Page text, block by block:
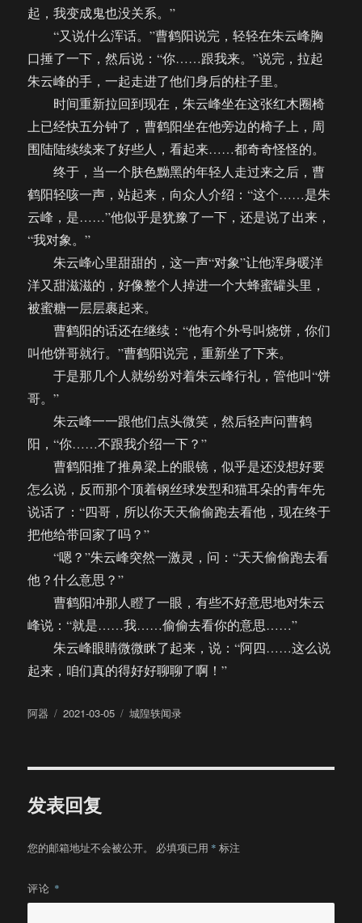
起，我变成鬼也没关系。”
“又说什么浑话。”曹鹤阳说完，轻轻在朱云峰胸
口捶了一下，然后说：“你……跟我来。”说完，拉起
朱云峰的手，一起走进了他们身后的柱子里。
时间重新拉回到现在，朱云峰坐在这张红木圈椅
上已经快五分钟了，曹鹤阳坐在他旁边的椅子上，周
围陆陆续续来了好些人，看起来……都奇奇怪怪的。
终于，当一个肤色黝黑的年轻人走过来之后，曹
鹤阳轻咳一声，站起来，向众人介绍：“这个……是朱
云峰，是……”他似乎是犹豫了一下，还是说了出来，
“我对象。”
朱云峰心里甜甜的，这一声“对象”让他浑身暖洋
洋又甜滋滋的，好像整个人掉进一个大蜂蜜罐头里，
被蜜糖一层层裹起来。
曹鹤阳的话还在继续：“他有个外号叫烧饼，你们
叫他饼哥就行。”曹鹤阳说完，重新坐了下来。
于是那几个人就纷纷对着朱云峰行礼，管他叫“饼
哥。”
朱云峰一一跟他们点头微笑，然后轻声问曹鹤
阳，“你……不跟我介绍一下？”
曹鹤阳推了推鼻梁上的眼镜，似乎是还没想好要
怎么说，反而那个顶着钢丝球发型和猫耳朵的青年先
说话了：“四哥，所以你天天偷偷跑去看他，现在终于
把他给带回家了吗？”
“嗯？”朱云峰突然一激灵，问：“天天偷偷跑去看
他？什么意思？”
曹鹤阳冲那人瞪了一眼，有些不好意思地对朱云
峰说：“就是……我……偷偷去看你的意思……”
朱云峰眼睛微微眯了起来，说：“阿四……这么说
起来，咱们真的得好好聊聊了啊！”
作
阿器
发
2021-03-05
分
城隍轶闻录
发表回复
您的邮箱地址不会被公开。 必填项已用 * 标注
评论 *